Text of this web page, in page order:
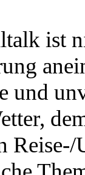
ist
und